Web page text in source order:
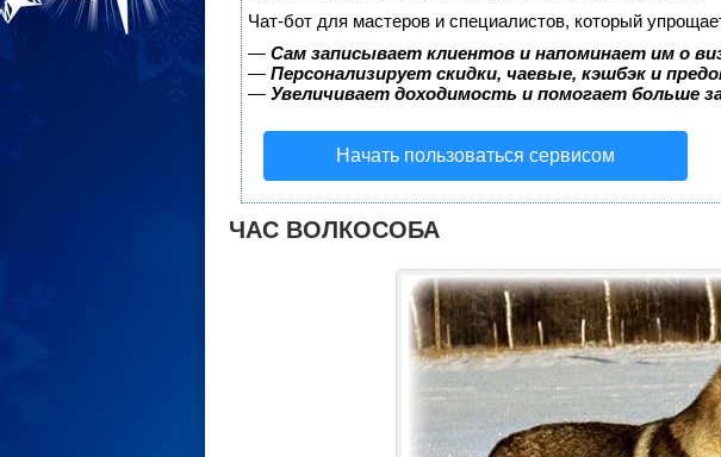
Чат-бот для мастеров и специалистов, который
— Сам записывает клиентов и напоминает им о
— Персонализирует скидки, чаевые, кэшбэк и
— Увеличивает доходимость и помогает больше
Начать пользоваться сервисом
ЧАС ВОЛКОСОБА